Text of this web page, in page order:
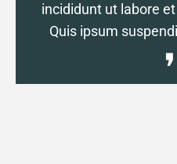
incididunt ut labore
Quis ipsum